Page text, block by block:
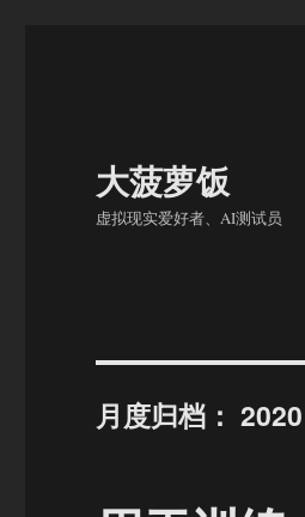
大菠萝饭
虚拟现实爱好者、AI测试员
月度归档：